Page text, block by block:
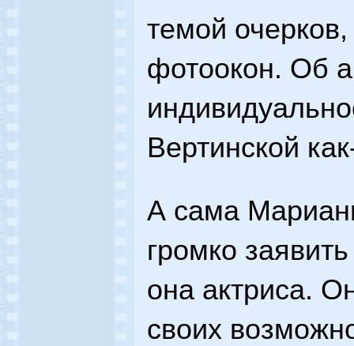
темой
фотоокон. Об
Вертинской
А сама
громко
она актриса.
своих